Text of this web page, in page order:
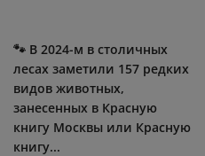
🐾 В 2024-м в столичных
лесах заметили 157 редких
видов животных,
занесенных в Красную
книгу Москвы или Красную
книгу...